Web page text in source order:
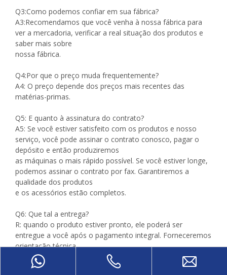
Q3:Como podemos confiar em sua fábrica?
A3:Recomendamos que você venha à nossa fábrica para
ver a mercadoria, verificar a real situação dos produtos e
saber mais sobre
nossa fábrica.
Q4:Por que o preço muda frequentemente?
A4: O preço depende dos preços mais recentes das
matérias-primas.
Q5: E quanto à assinatura do contrato?
A5: Se você estiver satisfeito com os produtos e nosso
serviço, você pode assinar o contrato conosco, pagar o
depósito e então produziremos
as máquinas o mais rápido possível. Se você estiver longe,
podemos assinar o contrato por fax. Garantiremos a
qualidade dos produtos
e os acessórios estão completos.
Q6: Que tal a entrega?
R: quando o produto estiver pronto, ele poderá ser
entregue a você após o pagamento integral. Forneceremos
orientação técnica.